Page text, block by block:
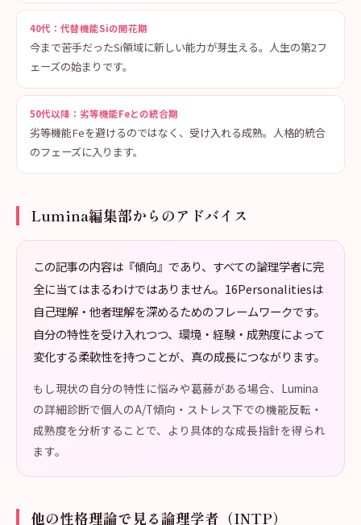
40代：代替機能Siの開花期
今まで苦手だったSi領域に新しい能力が芽生える。人生の第2フ
ェーズの始まりです。
50代以降：劣等機能Feとの統合期
劣等機能Feを避けるのではなく、受け入れる成熟。人格的統合
のフェーズに入ります。
Lumina編集部からのアドバイス
この記事の内容は『傾向』であり、すべての論理学者に完
全に当てはまるわけではありません。16Personalitiesは
自己理解・他者理解を深めるためのフレームワークです。
自分の特性を受け入れつつ、環境・経験・成熟度によって
変化する柔軟性を持つことが、真の成長につながります。
もし現状の自分の特性に悩みや葛藤がある場合、Lumina
の詳細診断で個人のA/T傾向・ストレス下での機能反転・
成熟度を分析することで、より具体的な成長指針を得られ
ます。
他の性格理論で見る論理学者（INTP）